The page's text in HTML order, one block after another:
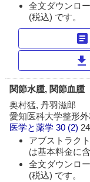
全文ダウンロ
(税込) です。
article
download
関節水腫, 関節血腫
奥村猛, 丹羽滋郎
愛知医科大学整形
医学と薬学 30 (2)
アブストラク
は基本料金に
全文ダウンロ
(税込) です。